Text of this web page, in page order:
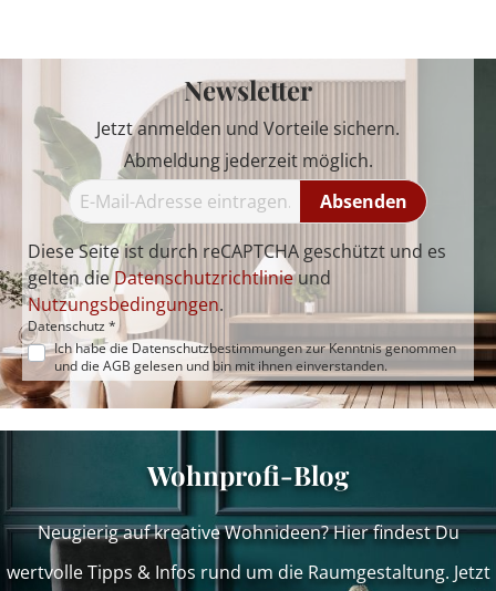
Newsletter
Jetzt anmelden und Vorteile sichern.
Abmeldung jederzeit möglich.
Absenden
Diese Seite ist durch reCAPTCHA geschützt und es
gelten dieDatenschutzrichtlinieund
Nutzungsbedingungen.
Datenschutz *
Ich habe die Datenschutzbestimmungenzur Kenntnis genommen
und die AGB gelesen und bin mit ihnen einverstanden.
Wohnprofi-Blog
Neugierig auf kreative Wohnideen? Hier findest Du
wertvolle Tipps & Infos rund um die Raumgestaltung. Jetzt